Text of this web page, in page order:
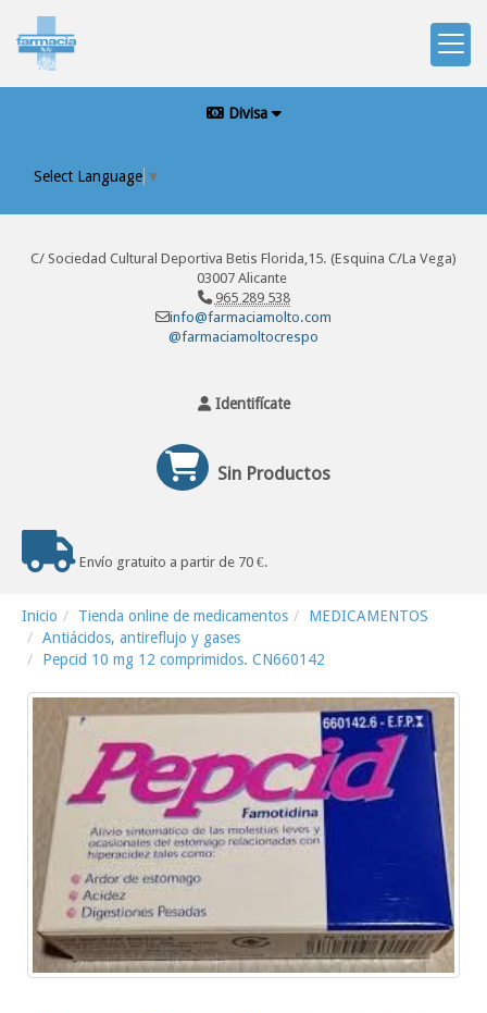
Divisa
Select Language ▼
C/ Sociedad Cultural Deportiva Betis Florida,15. (Esquina C/La Vega)
03007 Alicante
965 289 538
info@farmaciamolto.com
@farmaciamoltocrespo
Identifícate
Sin Productos
Envío gratuito a partir de 70 €.
Inicio Tienda online de medicamentos
MEDICAMENTOS
Antiácidos, antireflujo y gases
Pepcid 10 mg 12 comprimidos. CN660142